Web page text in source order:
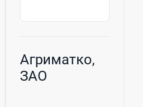
Агриматко,
ЗАО